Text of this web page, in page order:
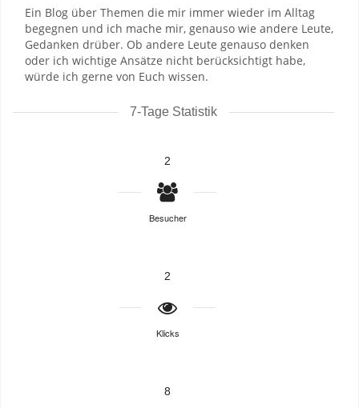
Ein Blog über Themen die mir immer wieder im Alltag
begegnen und ich mache mir, genauso wie andere Leute,
Gedanken drüber. Ob andere Leute genauso denken
oder ich wichtige Ansätze nicht berücksichtigt habe,
würde ich gerne von Euch wissen.
7-Tage Statistik
2
Besucher
2
Klicks
8